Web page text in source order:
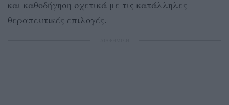
και καθοδήγηση σχετικά με τις κατάλληλες
θεραπευτικές επιλογές.